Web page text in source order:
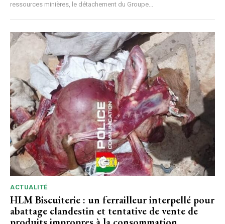
ressources minières, le détachement du Groupe...
ACTUALITÉ
HLM Biscuiterie : un ferrailleur interpellé pour
abattage clandestin et tentative de vente de